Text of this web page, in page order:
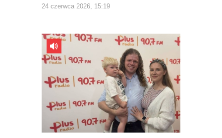
24 czerwca 2026, 15:19